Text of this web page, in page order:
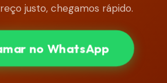
justo, chegamos rápido.
no WhatsApp